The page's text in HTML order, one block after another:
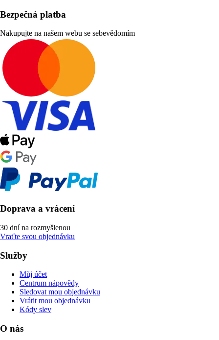
Bezpečná platba
Nakupujte na našem webu se sebevědomím
Doprava a vrácení
30 dní na rozmyšlenou
Vraťte svou objednávku
Služby
Můj účet
Centrum nápovědy
Sledovat mou objednávku
Vrátit mou objednávku
Kódy slev
O nás